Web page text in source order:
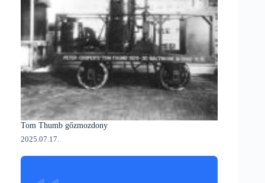
Tom Thumb gőzmozdony
2025.07.17.